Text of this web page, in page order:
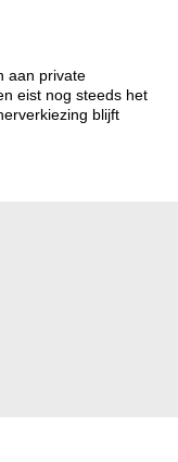
aan private
eist nog steeds het
blijft